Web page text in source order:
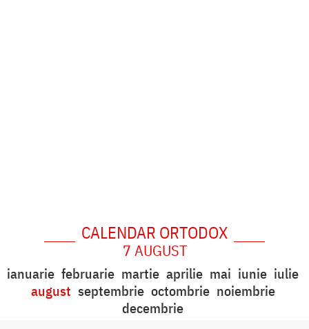
CALENDAR ORTODOX
7 AUGUST
ianuarie februarie martie aprilie mai iunie iulie
august septembrie octombrie noiembrie
decembrie